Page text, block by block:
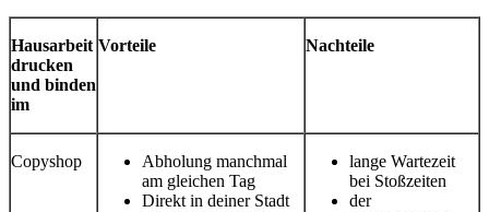
Hausarbeit
drucken
und binden
im
Vorteile Nachteile
Copyshop
Abholung manchmal
am gleichen Tag
Direkt in deiner Stadt
lange Wartezeit
bei Stoßzeiten
der